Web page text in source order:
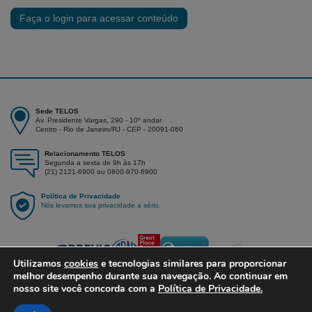
Faça o login para acessar conteúdo
Sede TELOS
Av. Presidente Vargas, 290 - 10º andar
Centro - Rio de Janeiro/RJ - CEP - 20091-060
Relacionamento TELOS
Segunda a sexta de 9h às 17h
(21) 2121-6900 ou 0800-970-6900
Política de Privacidade
Nós levamos sua privacidade a sério.
Utilizamos cookies e tecnologias similares para proporcionar
melhor desempenho durante sua navegação. Ao continuar em
nosso site você concorda com a Política de Privacidade.